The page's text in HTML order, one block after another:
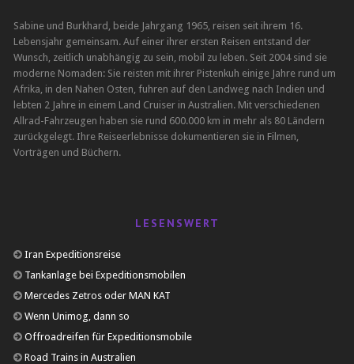
Sabine und Burkhard, beide Jahrgang 1965, reisen seit ihrem 16.
Lebensjahr gemeinsam. Auf einer ihrer ersten Reisen entstand der
Wunsch, zeitlich unabhängig zu sein, mobil zu leben. Seit 2004 sind sie
moderne Nomaden: Sie reisten mit ihrer Pistenkuh einige Jahre rund um
Afrika, in den Nahen Osten, fuhren auf den Landweg nach Indien und
lebten 2 Jahre in einem Land Cruiser in Australien. Mit verschiedenen
Allrad-Fahrzeugen haben sie rund 600.000 km in mehr als 80 Ländern
zurückgelegt. Ihre Reiseerlebnisse dokumentieren sie in Filmen,
Vorträgen und Büchern.
LESENSWERT
Iran Expeditionsreise
Tankanlage bei Expeditionsmobilen
Mercedes Zetros oder MAN KAT
Wenn Unimog, dann so
Offroadreifen für Expeditionsmobile
Road Trains in Australien